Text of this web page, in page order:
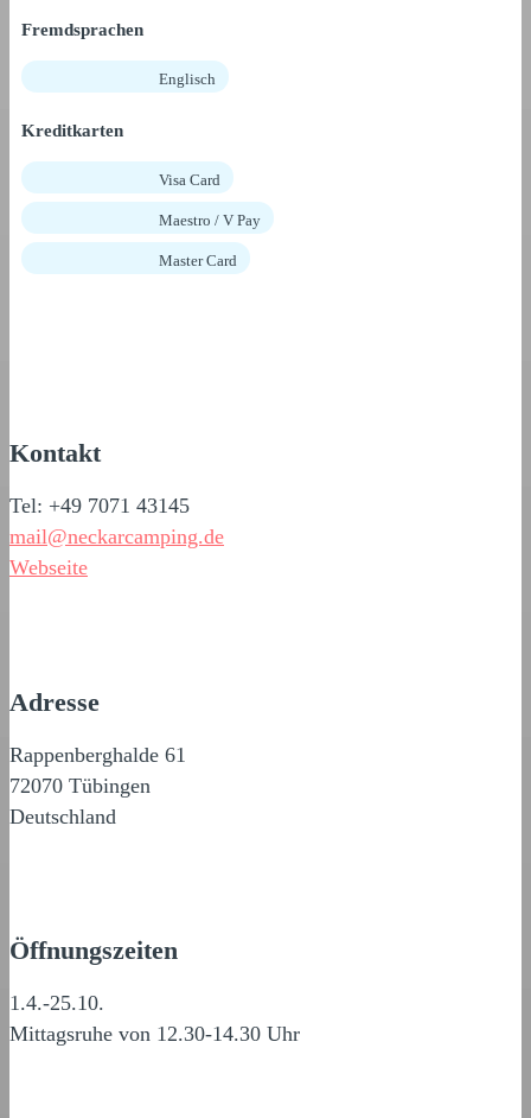
Fremdsprachen
Englisch
Kreditkarten
Visa Card
Maestro / V Pay
Master Card
Kontakt
Tel: +49 7071 43145
mail@neckarcamping.de
Webseite
Adresse
Rappenberghalde 61
72070 Tübingen
Deutschland
Öffnungszeiten
1.4.-25.10.
Mittagsruhe von 12.30-14.30 Uhr